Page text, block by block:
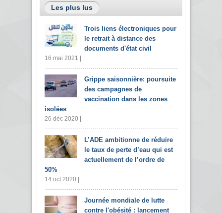
Les plus lus
Trois liens électroniques pour
le retrait à distance des
documents d'état civil
16 mai 2021 |
Grippe saisonnière: poursuite
des campagnes de
vaccination dans les zones
isolées
26 déc 2020 |
L’ADE ambitionne de réduire
le taux de perte d’eau qui est
actuellement de l’ordre de
50%
14 oct 2020 |
Journée mondiale de lutte
contre l'obésité : lancement